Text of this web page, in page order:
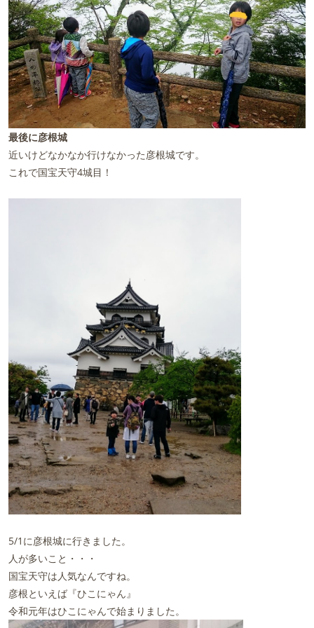
最後に彦根城
近いけどなかなか行けなかった彦根城です。
これで国宝天守4城目！
5/1に彦根城に行きました。
人が多いこと・・・
国宝天守は人気なんですね。
彦根といえば『ひこにゃん』
令和元年はひこにゃんで始まりました。